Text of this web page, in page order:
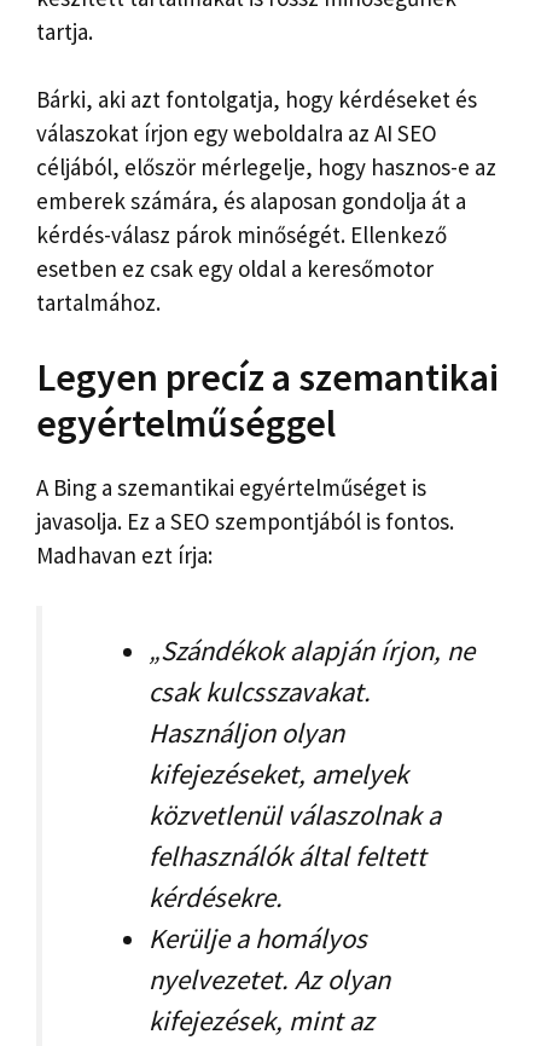
tartja.
Bárki, aki azt fontolgatja, hogy kérdéseket és
válaszokat írjon egy weboldalra az AI SEO
céljából, először mérlegelje, hogy hasznos-e az
emberek számára, és alaposan gondolja át a
kérdés-válasz párok minőségét. Ellenkező
esetben ez csak egy oldal a keresőmotor
tartalmához.
Legyen precíz a szemantikai
egyértelműséggel
A Bing a szemantikai egyértelműséget is
javasolja. Ez a SEO szempontjából is fontos.
Madhavan ezt írja:
„Szándékok alapján írjon, ne
csak kulcsszavakat.
Használjon olyan
kifejezéseket, amelyek
közvetlenül válaszolnak a
felhasználók által feltett
kérdésekre.
Kerülje a homályos
nyelvezetet. Az olyan
kifejezések, mint az